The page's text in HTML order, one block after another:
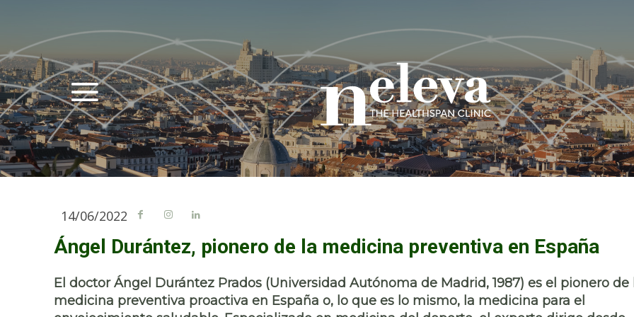
14/06/2022
Ángel Durántez, pionero de la medicina preventiva en España
El doctor Ángel Durántez Prados (Universidad Autónoma de Madrid, 1987) es el pionero de
medicina preventiva proactiva en España o, lo que es lo mismo, la medicina para el